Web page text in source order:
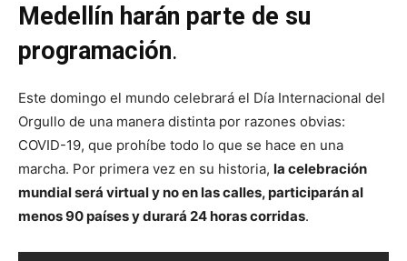
Medellín harán parte de su
programación.
Este domingo el mundo celebrará el Día Internacional del
Orgullo de una manera distinta por razones obvias:
COVID-19, que prohíbe todo lo que se hace en una
marcha. Por primera vez en su historia, la celebración
mundial será virtual y no en las calles, participarán al
menos 90 países y durará 24 horas corridas.